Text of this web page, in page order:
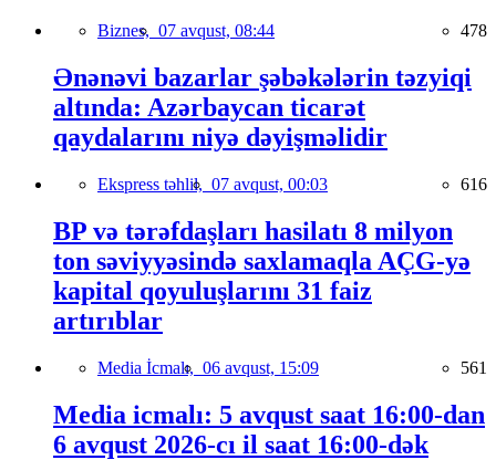
Biznes, 07 avqust, 08:44 478
Ənənəvi bazarlar şəbəkələrin təzyiqi
altında: Azərbaycan ticarət
qaydalarını niyə dəyişməlidir
Ekspress təhlil, 07 avqust, 00:03 616
BP və tərəfdaşları hasilatı 8 milyon
ton səviyyəsində saxlamaqla AÇG-yə
kapital qoyuluşlarını 31 faiz
artırıblar
Media İcmalı, 06 avqust, 15:09 561
Media icmalı: 5 avqust saat 16:00-dan
6 avqust 2026-cı il saat 16:00-dək